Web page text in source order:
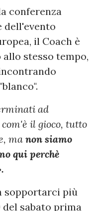
conferenza
dell'evento
il Coach è
stesso tempo,
ad
il gioco, tutto
ma non siamo
qui perchè
sopportarci più
sabato prima